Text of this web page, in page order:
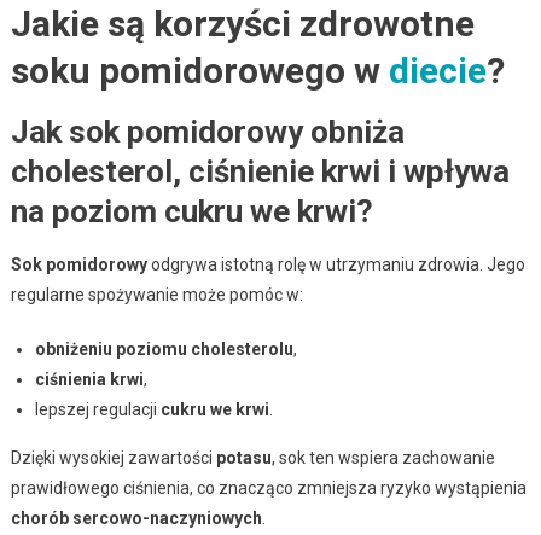
Jakie są korzyści zdrowotne
soku pomidorowego w diecie?
Jak sok pomidorowy obniża
cholesterol, ciśnienie krwi i wpływa
na poziom cukru we krwi?
Sok pomidorowyodgrywa istotną rolę w utrzymaniu zdrowia. Jego
regularne spożywanie może pomóc w:
obniżeniu poziomu cholesterolu,
ciśnienia krwi,
lepszej regulacji cukru we krwi
Dzięki wysokiej zawartości potasu, sok ten wspiera zachowanie
prawidłowego ciśnienia, co znacząco zmniejsza ryzyko wystąpienia
chorób sercowo-naczyniowych